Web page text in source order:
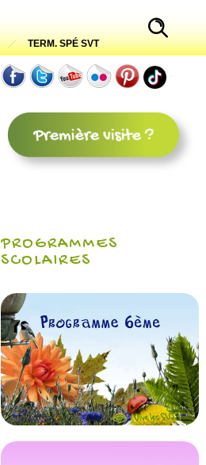
TERM. SPÉ SVT
PROGRAMMES
SCOLAIRES